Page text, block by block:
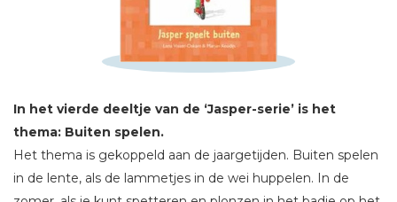
In het vierde deeltje van de ‘Jasper-serie’ is het
thema: Buiten spelen.
Het thema is gekoppeld aan de jaargetijden. Buiten spelen
in de lente, als de lammetjes in de wei huppelen. In de
Schrijf hieronder je review!
Naam *
E-mail *
Titel *